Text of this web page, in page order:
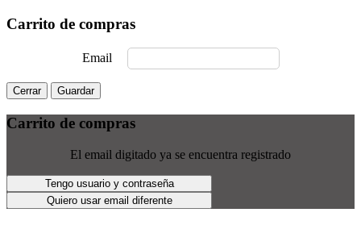
Carrito de compras
Email
Cerrar Guardar
Carrito de compras
El email digitado ya se encuentra registrado
Tengo usuario y contraseña
Quiero usar email diferente